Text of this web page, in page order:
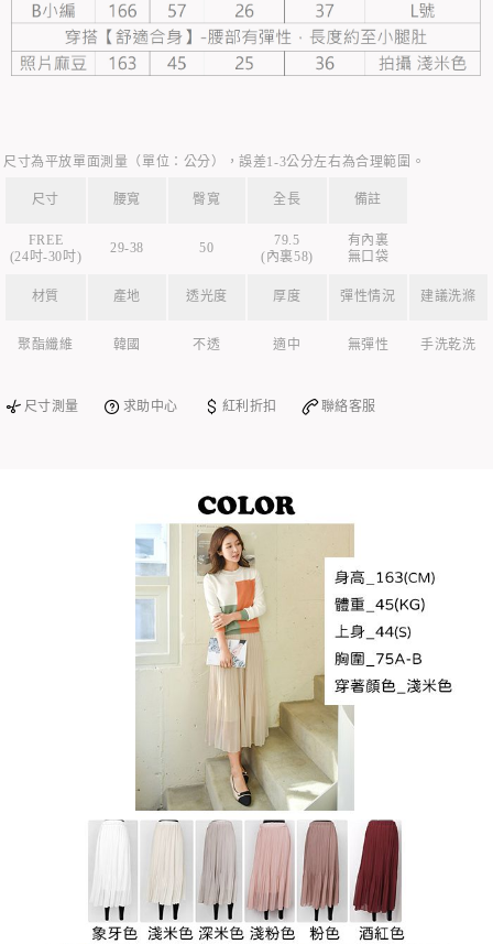
尺寸為平放單面測量（單位：公分），誤差1-3公分左右為合理範圍。
尺寸 腰寬 臀寬 全長 備註
FREE
(24吋-30吋)
29-38 50
79.5
(內裏58)
有內裏
無口袋
材質 產地 透光度 厚度 彈性情況 建議洗滌
聚酯纖維 韓國 不透 適中 無彈性 手洗乾洗
尺寸測量 求助中心 紅利折扣 聯絡客服